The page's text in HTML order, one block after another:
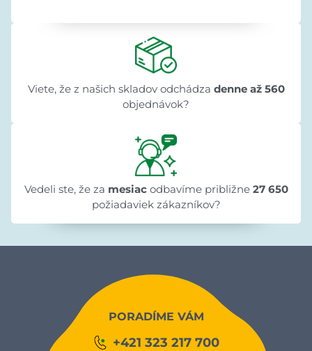
Viete, že z našich skladov odchádza denne až 560
objednávok?
Vedeli ste, že za mesiac odbavíme približne27 650
požiadaviek zákazníkov?
PORADÍME VÁM
+421 323 217 700